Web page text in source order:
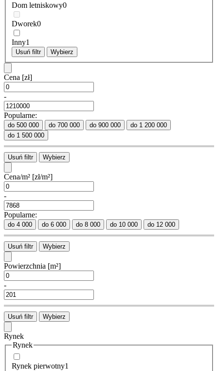
Dom letniskowy0
Dworek0
Inny1
Usuń filtr Wybierz
Cena [zł]
-
Popularne:
do 500 000 do 700 000 do 900 000
do 1 200 000
do 1 500 000
Usuń filtr Wybierz
Cena/m² [zł/m²]
-
Popularne:
do 4 000 do 6 000 do 8 000 do 10 000 do 12 000
Usuń filtr Wybierz
Powierzchnia [m²]
-
Usuń filtr Wybierz
Rynek
Rynek
Rynek pierwotny1